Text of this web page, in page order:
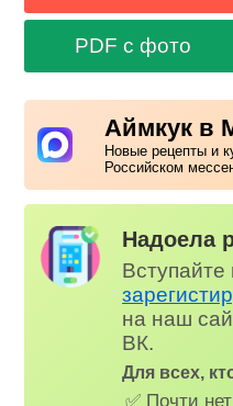
PDF с фото
Аймкук в
Новые рецепты и
Российском
Надоела
Вступайте
на наш
ВК.
Для всех,
✅ Почти